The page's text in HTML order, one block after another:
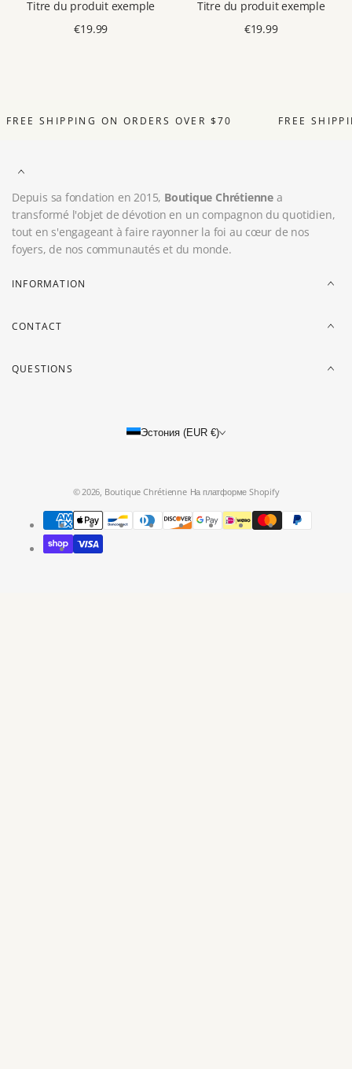
Titre du produit exemple
Prix
€19.99
Titre du produit exemple
Prix
€19.99
FREE SHIPPING ON ORDERS OVER $70 FREE
Depuis sa fondation en 2015, Boutique Chrétiennea
transformé l'objet de dévotion en un compagnon du quotidien,
tout en s'engageant à faire rayonner la foi au cœur de nos
foyers, de nos communautés et du monde.
INFORMATION
CONTACT
QUESTIONS
Эстония (EUR €)
© 2026, Boutique Chrétienne На платформе Shopify
Modes
paiement